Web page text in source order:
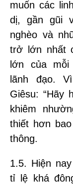
muốn các
dị, gần gũi
nghèo và
trở lớn nhất
lớn của
lãnh đạo.
Giêsu: “Hãy
khiêm
thiết hơn
thông.
1.5. Hiện
tỉ lệ khá